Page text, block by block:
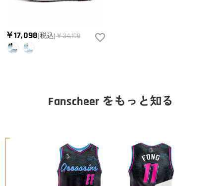
￥17,098(税込)￥34,198
Fanscheer をもっと知る